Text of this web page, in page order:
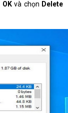
OKvà chọn Delete